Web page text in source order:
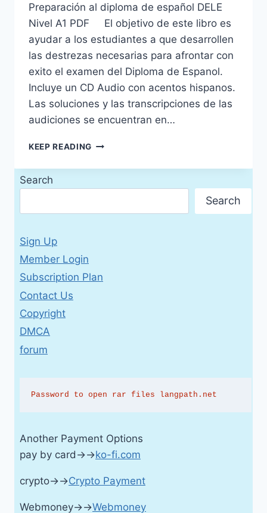
Preparación al diploma de español DELE
Nivel A1 PDF El objetivo de este libro es
ayudar a los estudiantes a que desarrollen
las destrezas necesarias para afrontar con
exito el examen del Diploma de Espanol.
Incluye un CD Audio con acentos hispanos.
Las soluciones y las transcripciones de las
audiciones se encuentran en…
KEEP READING PREPARACIÓN
DIPLOMA
Search
Search
Sign Up
Member Login
Subscription Plan
Contact Us
Copyright
DMCA
forum
Password to open rar files langpath.net
Another Payment Options
pay by card→→ko-fi.com
crypto→→Crypto Payment
Webmoney→→Webmoney